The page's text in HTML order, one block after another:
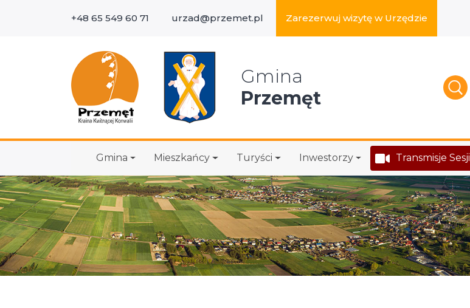
+48 65 549 60 71 urzad@przemet.pl Zarezerwuj wizytę w Urzędzie
Gmina
Przemęt
Gmina Mieszkańcy Turyści Inwestorzy Transmisje Sesji
Wyszukaj w serwisie